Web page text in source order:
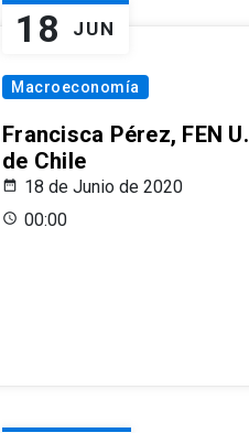
18 JUN
Macroeconomía
Francisca Pérez, FEN U.
de Chile
18 de Junio de 2020
00:00